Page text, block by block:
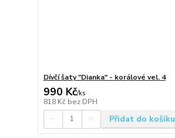
Dívčí šaty "Dianka" - korálové vel. 4
990 Kč/ks
818 Kč bez DPH
Přidat do košíku